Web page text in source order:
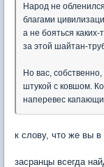
Народ не
благами
а не бояться
за этой шайтан-
Но вас,
штукой с ковшом.
наперевес
к слову, что же вы в
засранцы всегда